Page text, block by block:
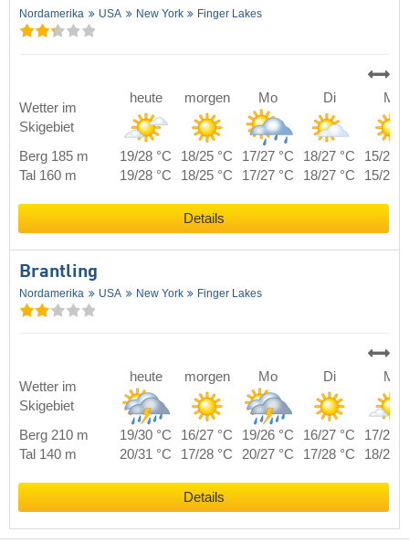
Nordamerika USA New York Finger Lakes
Wetter im
Skigebiet
heute morgen Mo Di Mi
Berg 185 m 19/28 °C 18/25 °C 17/27 °C 18/27 °C
15/27
Tal 160 m
19/28 °C 18/25 °C 17/27 °C 18/27 °C 15/27
Details
Brantling
Nordamerika USA New York Finger Lakes
Wetter im
Skigebiet
heute morgen Mo Di Mi
Berg 210 m 19/30 °C 16/27 °C 19/26 °C 16/27 °C
17/27
Tal 140 m
20/31 °C 17/28 °C 20/27 °C 17/28 °C 18/28
Details